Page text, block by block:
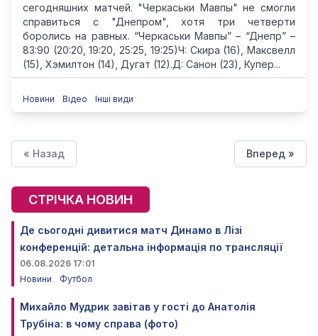
сегодняшних матчей. "Черкаськи Мавпы" не смогли
справиться с "Днепром", хотя три четверти
боролись на равных. “Черкаськи Мавпы” – “Днепр” –
83:90 (20:20, 19:20, 25:25, 19:25)Ч: Скира (16), Максвелл
(15), Хэмилтон (14), Дугат (12).Д: Санон (23), Купер...
Новини Відео Інші види
« Назад Вперед »
СТРІЧКА НОВИН
Де сьогодні дивитися матч Динамо в Лізі
конференцій: детальна інформація по трансляції
06.08.2026 17:01
Новини
Футбол
Михайло Мудрик завітав у гості до Анатолія
Трубіна: в чому справа (фото)